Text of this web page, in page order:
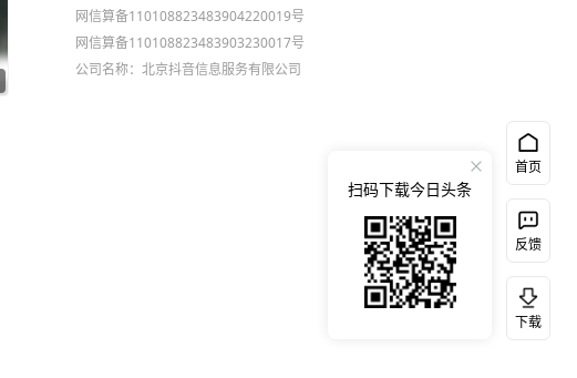
网信算备110108823483904220019号
网信算备110108823483903230017号
公司名称：北京抖音信息服务有限公司
首页
反馈
下载
扫码下载今日头条